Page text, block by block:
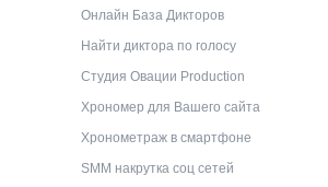
Онлайн База Дикторов
Найти диктора по голосу
Студия Овации Production
Хрономер для Вашего сайта
Хронометраж в смартфоне
SMM накрутка соц сетей